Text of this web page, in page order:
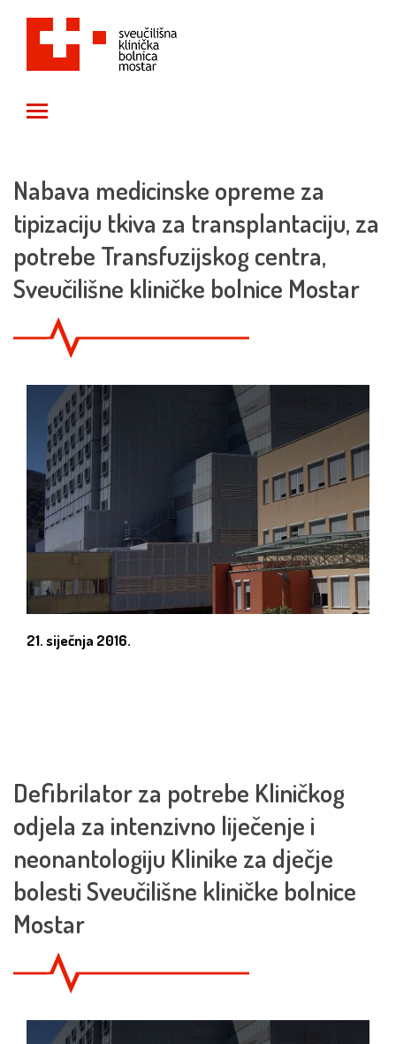
Nabava medicinske opreme za
tipizaciju tkiva za transplantaciju, za
potrebe Transfuzijskog centra,
Sveučilišne kliničke bolnice Mostar
21. siječnja 2016.
Defibrilator za potrebe Kliničkog
odjela za intenzivno liječenje i
neonantologiju Klinike za dječje
bolesti Sveučilišne kliničke bolnice
Mostar